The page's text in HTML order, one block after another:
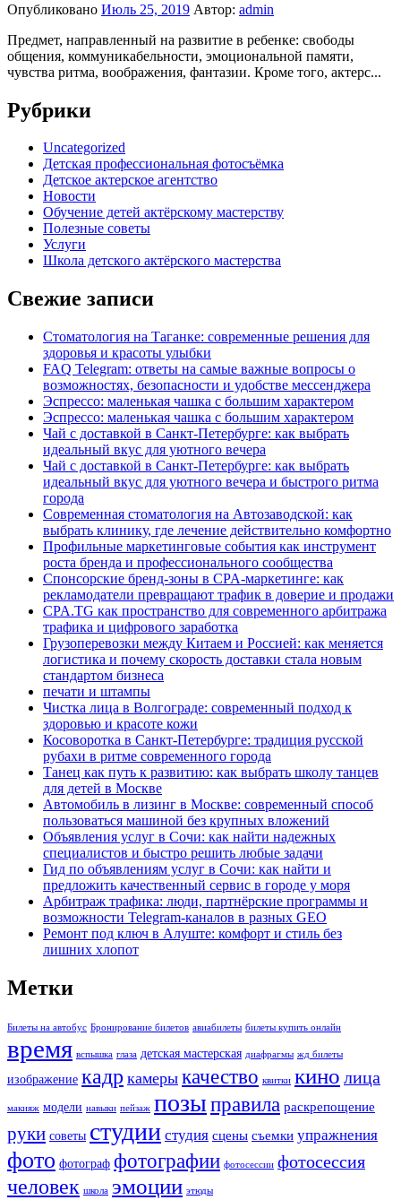
Опубликовано Июль 25, 2019 Автор: admin
Предмет, направленный на развитие в ребенке: свободы
общения, коммуникабельности, эмоциональной памяти,
чувства ритма, воображения, фантазии. Кроме того, актерс...
Рубрики
Uncategorized
Детская профессиональная фотосъёмка
Детское актерское агентство
Новости
Обучение детей актёрскому мастерству
Полезные советы
Услуги
Школа детского актёрского мастерства
Свежие записи
Стоматология на Таганке: современные решения для
здоровья и красоты улыбки
FAQ Telegram: ответы на самые важные вопросы о
возможностях, безопасности и удобстве мессенджера
Эспрессо: маленькая чашка с большим характером
Эспрессо: маленькая чашка с большим характером
Чай с доставкой в Санкт-Петербурге: как выбрать
идеальный вкус для уютного вечера
Чай с доставкой в Санкт-Петербурге: как выбрать
идеальный вкус для уютного вечера и быстрого ритма
города
Современная стоматология на Автозаводской: как
выбрать клинику, где лечение действительно комфортно
Профильные маркетинговые события как инструмент
роста бренда и профессионального сообщества
Спонсорские бренд-зоны в CPA-маркетинге: как
рекламодатели превращают трафик в доверие и продажи
CPA.TG как пространство для современного арбитража
трафика и цифрового заработка
Грузоперевозки между Китаем и Россией: как меняется
логистика и почему скорость доставки стала новым
стандартом бизнеса
печати и штампы
Чистка лица в Волгограде: современный подход к
здоровью и красоте кожи
Косоворотка в Санкт-Петербурге: традиция русской
рубахи в ритме современного города
Танец как путь к развитию: как выбрать школу танцев
для детей в Москве
Автомобиль в лизинг в Москве: современный способ
пользоваться машиной без крупных вложений
Объявления услуг в Сочи: как найти надежных
специалистов и быстро решить любые задачи
Гид по объявлениям услуг в Сочи: как найти и
предложить качественный сервис в городе у моря
Арбитраж трафика: люди, партнёрские программы и
возможности Telegram-каналов в разных GEO
Ремонт под ключ в Алуште: комфорт и стиль без
лишних хлопот
Метки
Билеты на автобус Бронирование билетов авиабилеты билеты купить онлайн
время вспышка глаза детская мастерская диафрагмы жд билеты
изображение кадр камеры качество квитки кино лица
макияж модели навыки пейзаж позыправила раскрепощение
руки советы студии студия сцены съемки упражнения
фото фотограф фотографии фотосессии фотосессия
человек школа эмоции этюды